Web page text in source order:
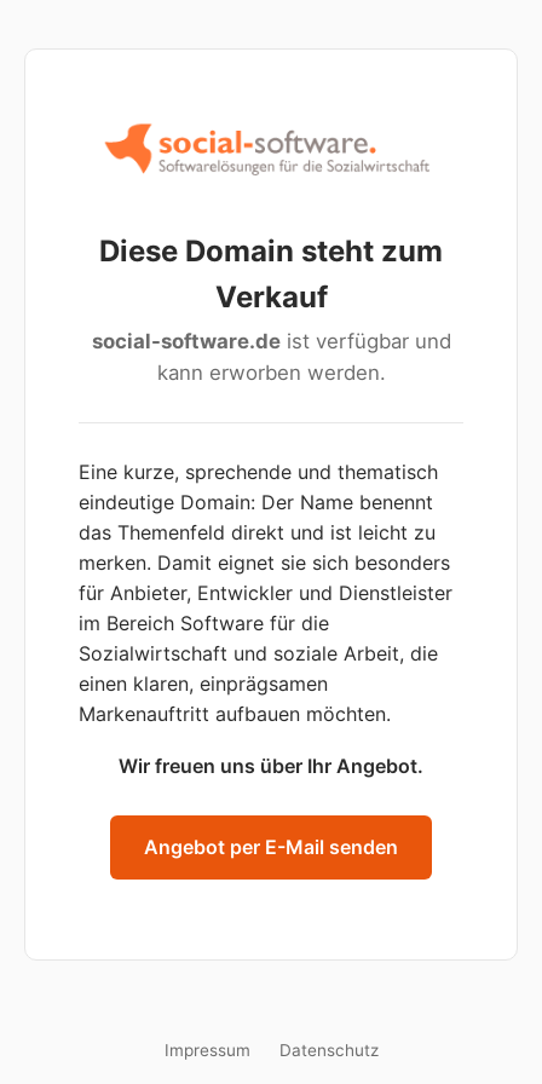
Diese Domain steht zum
Verkauf
social-software.deist verfügbar und
kann erworben werden.
Eine kurze, sprechende und thematisch
eindeutige Domain: Der Name benennt
das Themenfeld direkt und ist leicht zu
merken. Damit eignet sie sich besonders
für Anbieter, Entwickler und Dienstleister
im Bereich Software für die
Sozialwirtschaft und soziale Arbeit, die
einen klaren, einprägsamen
Markenauftritt aufbauen möchten.
Wir freuen uns über Ihr Angebot.
Angebot per E-Mail senden
Impressum Datenschutz